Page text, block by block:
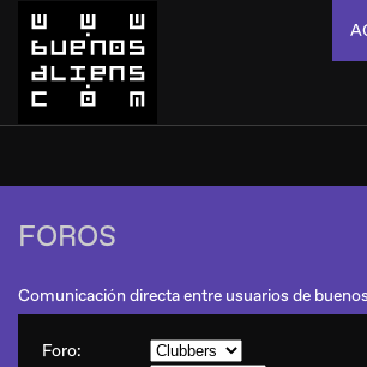
FOROS
Comunicación directa entre usuarios de
Foro: